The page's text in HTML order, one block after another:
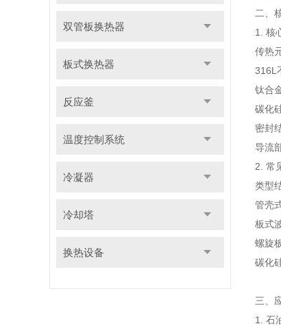
双管板换热器
板式换热器
反应釜
温度控制系统
冷凝器
冷却塔
换热设备
二、
1. 核
传热
316L
钛合
碳化
密封
导流
2. 常
类型
管壳
板式
螺旋
碳化
三、
1. 石